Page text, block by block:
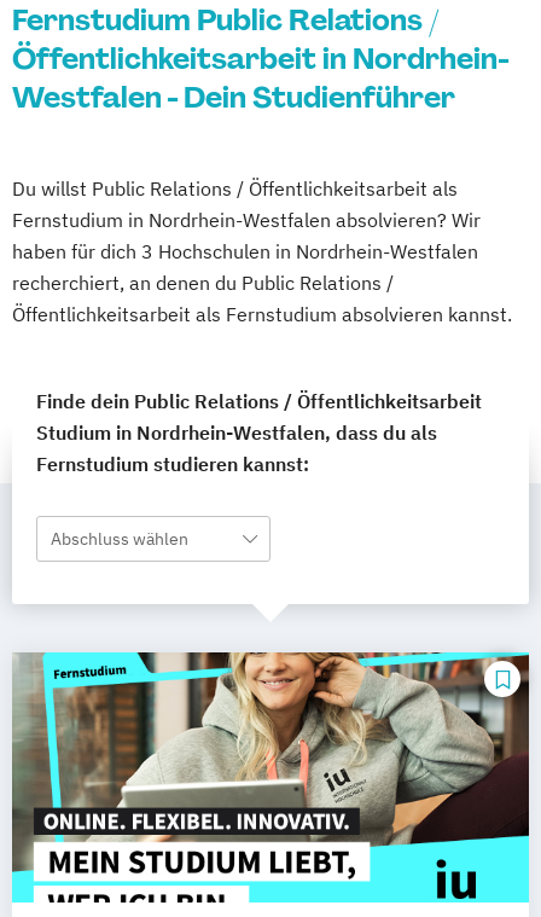
Fernstudium Public Relations /
Öffentlichkeitsarbeit in Nordrhein-
Westfalen - Dein Studienführer
Du willst Public Relations / Öffentlichkeitsarbeit als
Fernstudium in Nordrhein-Westfalen absolvieren? Wir
haben für dich 3 Hochschulen in Nordrhein-Westfalen
recherchiert, an denen du Public Relations /
Öffentlichkeitsarbeit als Fernstudium absolvieren kannst.
Finde dein Public Relations / Öffentlichkeitsarbeit
Studium in Nordrhein-Westfalen, dass du als
Fernstudium studieren kannst:
Abschluss wählen